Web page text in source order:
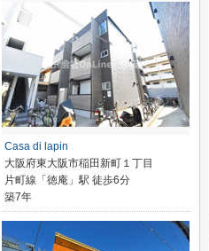
Casa di lapin
大阪府東大阪市稲田新町１丁目
片町線「徳庵」駅 徒歩6分
築7年